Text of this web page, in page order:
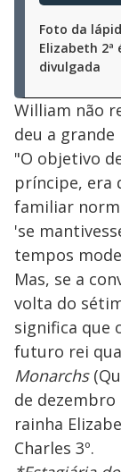
Foto da
Elizabeth
divulgada
William não
deu a
"O objetivo
príncipe, era
familiar
'se
tempos
Mas, se a
volta do
significa que
futuro rei
Monarchs
de dezembro
rainha
Charles 3º.